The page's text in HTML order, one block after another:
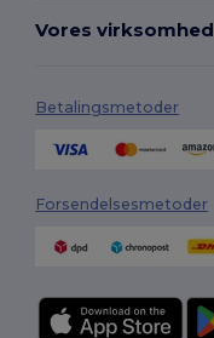
Vores virksomhed
Betalingsmetoder
Forsendelsesmetoder